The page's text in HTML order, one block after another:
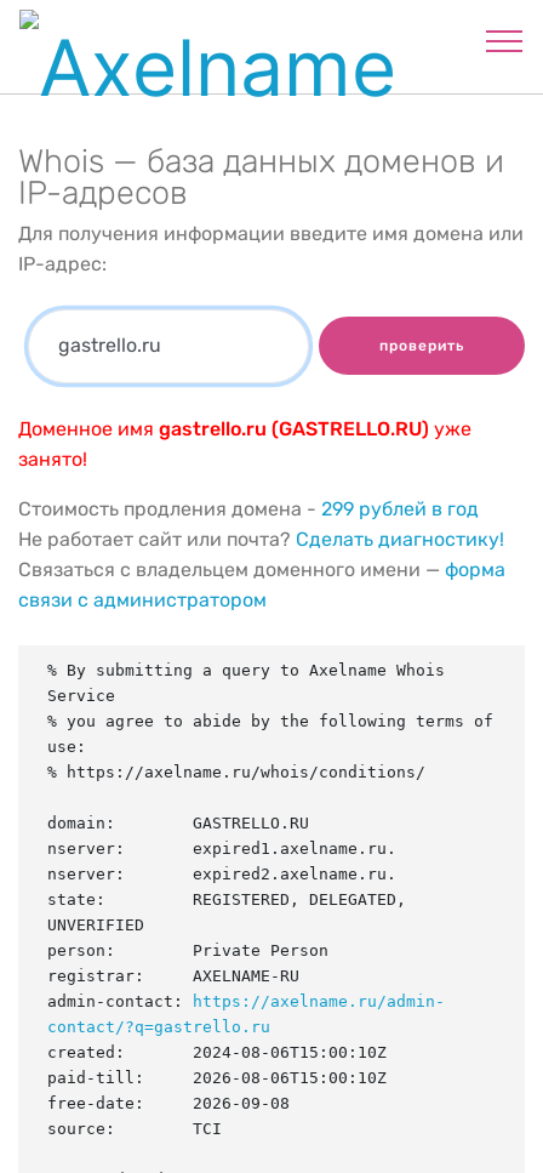
Whois — база данных доменов и
IP-адресов
Для получения информации введите имя домена или
IP-адрес:
проверить
Доменное имя gastrello.ru (GASTRELLO.RU) уже
занято!
Стоимость продления домена - 299 рублей в год
Не работает сайт или почта? Сделать диагностику!
Связаться с владельцем доменного имени — форма
связи с администратором
% By submitting a query to Axelname Whois
Service
% you agree to abide by the following terms of
use:
% https://axelname.ru/whois/conditions/
domain:        GASTRELLO.RU
nserver:       expired1.axelname.ru.
nserver:       expired2.axelname.ru.
state:         REGISTERED, DELEGATED,
UNVERIFIED
person:        Private Person
registrar:     AXELNAME-RU
admin-contact:
https://axelname.ru/admin-
contact/?q=gastrello.ru
created:       2024-08-06T15:00:10Z
paid-till:     2026-08-06T15:00:10Z
free-date:     2026-09-08
source:        TCI